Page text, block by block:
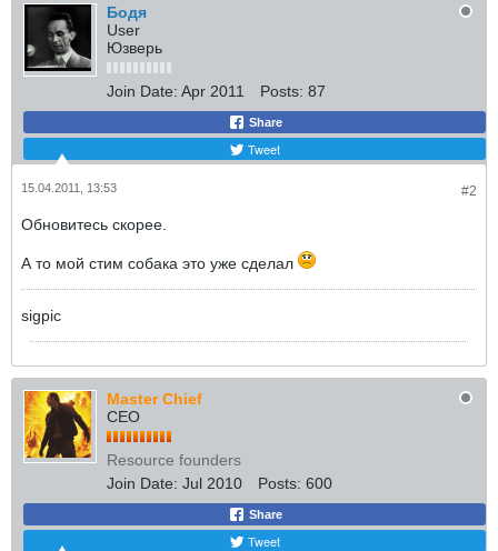
Бодя
User
Юзверь
Join Date: Apr 2011 Posts: 87
Share
Tweet
#2
15.04.2011, 13:53
Обновитесь скорее.
А то мой стим собака это уже сделал
sigpic
Master Chief
CEO
Resource founders
Join Date: Jul 2010 Posts: 600
Share
Tweet